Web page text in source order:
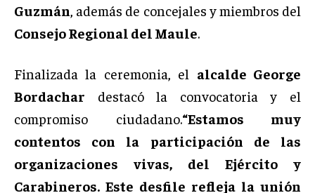
Guzmán , además de concejales y miembros del
Consejo Regional del Maule.
Finalizada la ceremonia, el alcalde George
Bordachar destacó la convocatoria y el
compromiso ciudadano.“Estamos muy
contentos con la participación de las
organizaciones vivas, del Ejército y
Carabineros. Este desfile refleja la unión